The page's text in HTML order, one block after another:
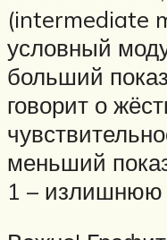
(intermediate
условный
больший
говорит о
меньший
1 – излишнюю